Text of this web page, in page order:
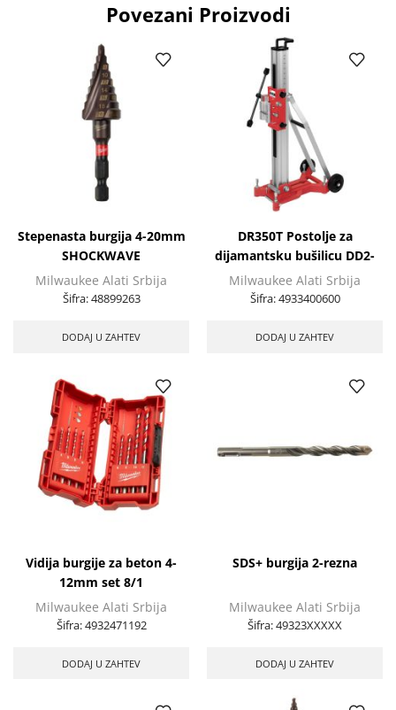
Povezani Proizvodi
Stepenasta burgija 4-20mm
SHOCKWAVE
Milwaukee Alati Srbija
Šifra:48899263
DODAJ U ZAHTEV
DR350T Postolje za
dijamantsku bušilicu DD2-
350C
Milwaukee Alati Srbija
Šifra:4933400600
DODAJ U ZAHTEV
Vidija burgije za beton 4-
12mm set 8/1
Milwaukee Alati Srbija
Šifra:4932471192
DODAJ U ZAHTEV
SDS+ burgija 2-rezna
Milwaukee Alati Srbija
Šifra:49323XXXXX
DODAJ U ZAHTEV